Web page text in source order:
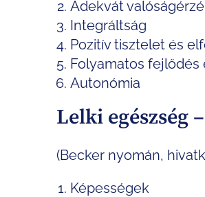
Adekvát
Integráltság
Pozitív tisztelet és
Folyamatos fejlődés
Autonómia
Lelki egészség
(Becker nyomán,
Képességek